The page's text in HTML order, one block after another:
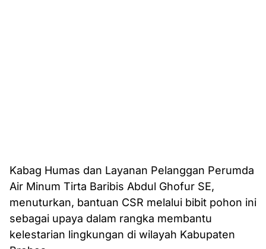
Kabag Humas dan Layanan Pelanggan Perumda
Air Minum Tirta Baribis Abdul Ghofur SE,
menuturkan, bantuan CSR melalui bibit pohon ini
sebagai upaya dalam rangka membantu
kelestarian lingkungan di wilayah Kabupaten